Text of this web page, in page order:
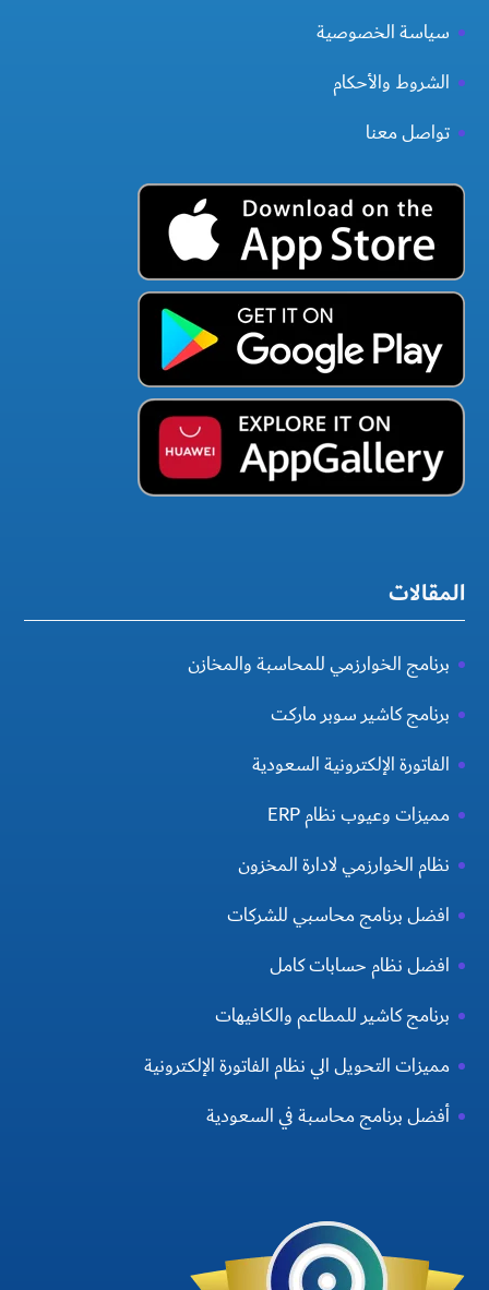
سياسة الخصوصية
الشروط والأحكام
تواصل معنا
المقالات
برنامج الخوارزمي للمحاسبة والمخازن
برنامج كاشير سوبر ماركت
الفاتورة الإلكترونية السعودية
مميزات وعيوب نظام ERP
نظام الخوارزمي لادارة المخزون
افضل برنامج محاسبي للشركات
افضل نظام حسابات كامل
برنامج كاشير للمطاعم والكافيهات
مميزات التحويل الي نظام الفاتورة الإلكترونية
أفضل برنامج محاسبة في السعودية